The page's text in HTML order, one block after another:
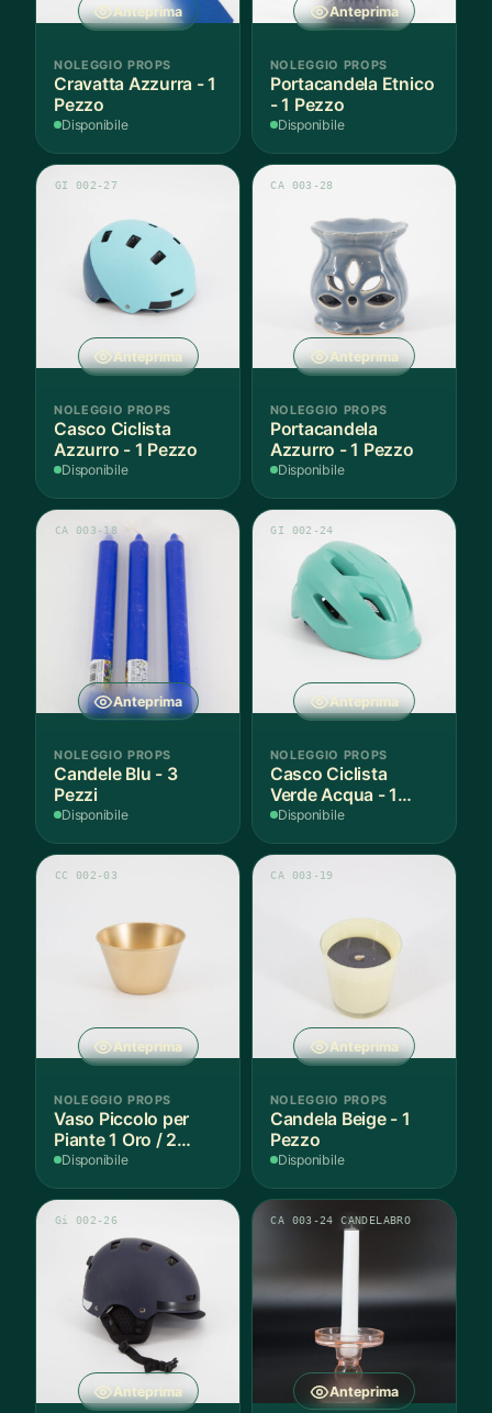
Anteprima
NOLEGGIO PROPS
Cravatta Azzurra - 1
Pezzo
Disponibile
Anteprima
NOLEGGIO PROPS
Portacandela Etnico
- 1 Pezzo
Disponibile
Anteprima
GI 002-27
NOLEGGIO PROPS
Casco Ciclista
Azzurro - 1 Pezzo
Disponibile
Anteprima
CA 003-28
NOLEGGIO PROPS
Portacandela
Azzurro - 1 Pezzo
Disponibile
Anteprima
CA 003-18
NOLEGGIO PROPS
Candele Blu - 3
Pezzi
Disponibile
Anteprima
GI 002-24
NOLEGGIO PROPS
Casco Ciclista
Verde Acqua - 1
Pezzo
Disponibile
Anteprima
CC 002-03
NOLEGGIO PROPS
Vaso Piccolo per
Piante 1 Oro / 2
Argento - 3 Pezzi
Disponibile
Anteprima
CA 003-19
NOLEGGIO PROPS
Candela Beige - 1
Pezzo
Disponibile
Anteprima
Gi 002-26
Anteprima
CA 003-24 CANDELABRO